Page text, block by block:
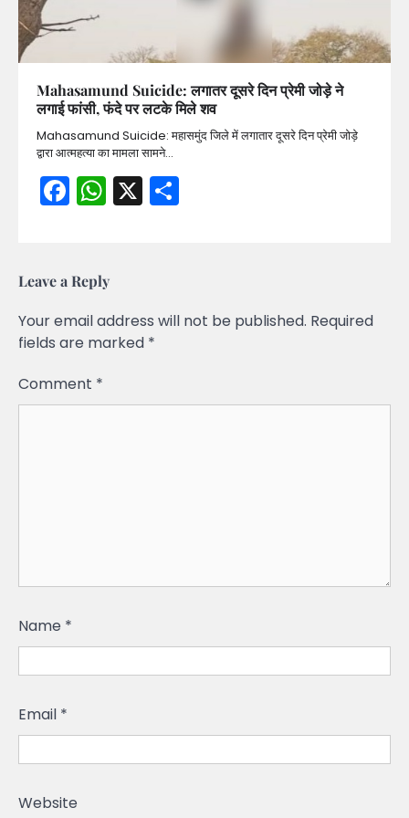
Mahasamund Suicide: लगातर दूसरे दिन प्रेमी जोड़े ने
लगाई फांसी, फंदे पर लटके मिले शव
Mahasamund Suicide: महासमुंद जिले में लगातार दूसरे दिन प्रेमी जोड़े
द्वारा आत्महत्या का मामला सामने…
Facebook
WhatsApp
X
Leave a Reply
Your email address will not be published. Required
fields are marked *
Comment *
Name *
Email *
Website